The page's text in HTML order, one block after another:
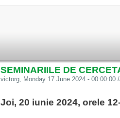
SEMINARIILE DE
victorg, Monday 17 June 2024 - 00:00:00
Joi, 20 iunie 2024, orele